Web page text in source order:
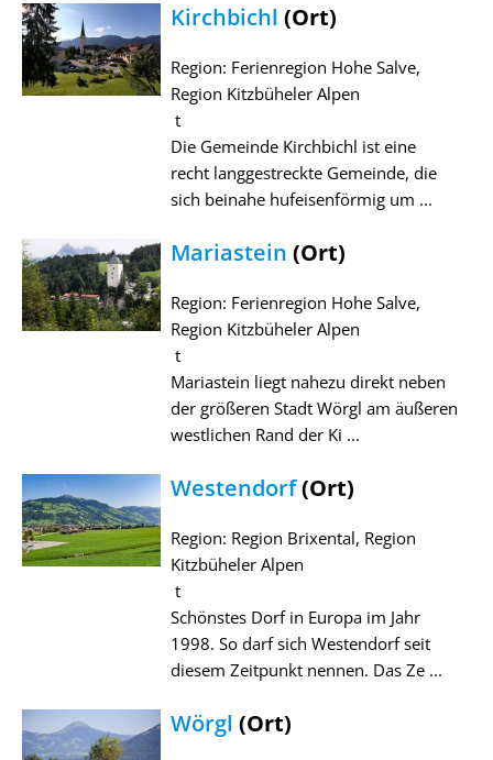
Kirchbichl (Ort)
Region: Ferienregion Hohe Salve,
Region Kitzbüheler Alpen
t
Die Gemeinde Kirchbichl ist eine
recht langgestreckte Gemeinde, die
sich beinahe hufeisenförmig um ...
Mariastein (Ort)
Region: Ferienregion Hohe Salve,
Region Kitzbüheler Alpen
t
Mariastein liegt nahezu direkt neben
der größeren Stadt Wörgl am äußeren
westlichen Rand der Ki ...
Westendorf(Ort)
Region: Region Brixental, Region
Kitzbüheler Alpen
t
Schönstes Dorf in Europa im Jahr
1998. So darf sich Westendorf seit
diesem Zeitpunkt nennen. Das Ze ...
Wörgl (Ort)